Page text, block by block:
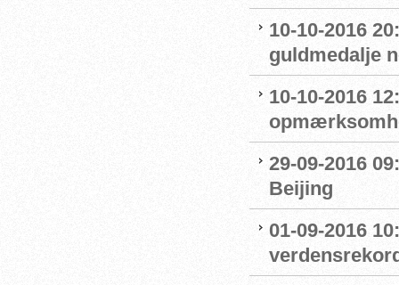
10-10-2016
guldmedalje
10-10-2016
29-09-2016
Beijing
01-09-2016